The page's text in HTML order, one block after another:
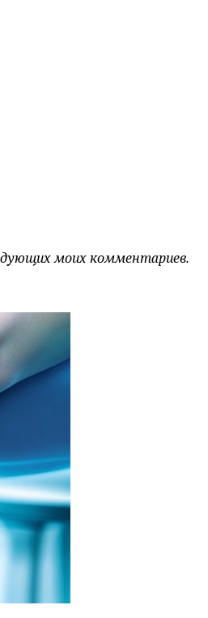
моих комментариев.